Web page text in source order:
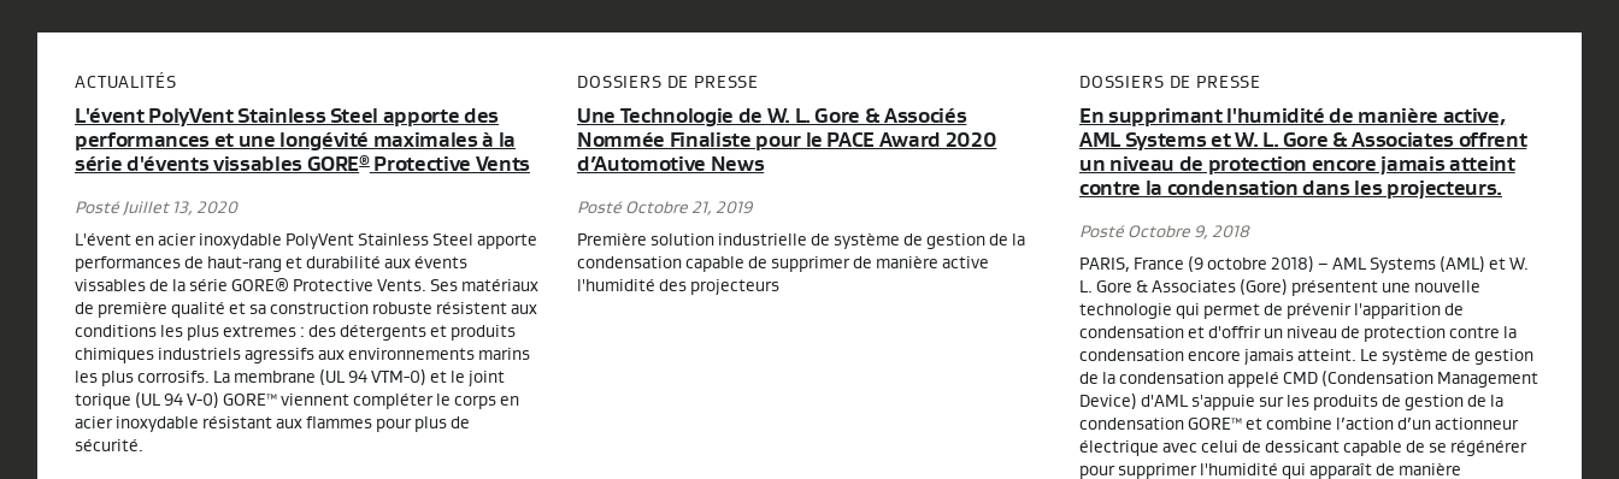
ACTUALITÉS
L'évent PolyVent Stainless Steel apporte des
performances et une longévité maximales à la
série d'évents vissables GORE®Protective Vents
Posté Juillet 13, 2020
L'évent en acier inoxydable PolyVent Stainless Steel apporte
performances de haut-rang et durabilité aux évents
vissables de la série GORE® Protective Vents. Ses matériaux
de première qualité et sa construction robuste résistent aux
conditions les plus extremes : des détergents et produits
chimiques industriels agressifs aux environnements marins
les plus corrosifs. La membrane (UL 94 VTM-0) et le joint
torique (UL 94 V-0) GORE™ viennent compléter le corps en
acier inoxydable résistant aux flammes pour plus de
sécurité.
DOSSIERS DE PRESSE
Une Technologie de W. L. Gore & Associés
Nommée Finaliste pour le PACE Award 2020
d’Automotive News
Posté Octobre 21, 2019
Première solution industrielle de système de gestion de la
condensation capable de supprimer de manière active
l'humidité des projecteurs
DOSSIERS DE PRESSE
En supprimant l'humidité de manière active,
AML Systems et W. L. Gore & Associates offrent
un niveau de protection encore jamais atteint
contre la condensation dans les projecteurs.
Posté Octobre 9, 2018
PARIS, France (9 octobre 2018) – AML Systems (AML) et W.
L. Gore & Associates (Gore) présentent une nouvelle
technologie qui permet de prévenir l'apparition de
condensation et d'offrir un niveau de protection contre la
condensation encore jamais atteint. Le système de gestion
de la condensation appelé CMD (Condensation Management
Device) d'AML s'appuie sur les produits de gestion de la
condensation GORE™ et combine l’action d’un actionneur
électrique avec celui de dessicant capable de se régénérer
pour supprimer l'humidité qui apparaît de manière